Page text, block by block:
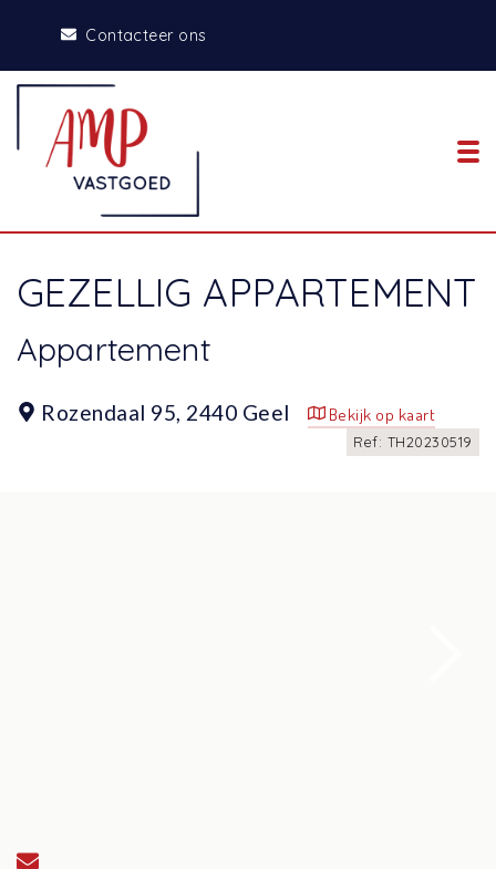
Contacteer ons
GEZELLIG APPARTEMENT
Appartement
Rozendaal 95, 2440 Geel Bekijk op kaart
Ref: TH20230519